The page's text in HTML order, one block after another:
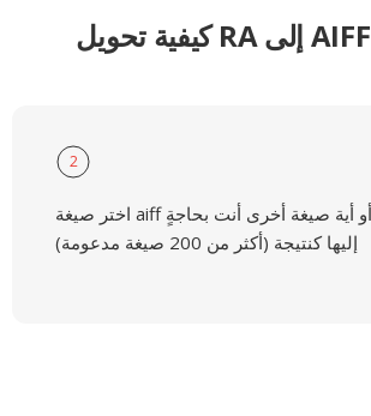
كيفية تحويل RA إلى AIFF
2
اختر صيغة aiff أو أية صيغة أخرى أنت بحاجةٍ
إليها كنتيجة (أكثر من 200 صيغة مدعومة)